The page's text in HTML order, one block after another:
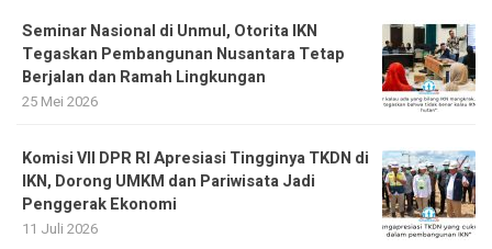
Seminar Nasional di Unmul, Otorita IKN
Tegaskan Pembangunan Nusantara Tetap
Berjalan dan Ramah Lingkungan
25 Mei 2026
Komisi VII DPR RI Apresiasi Tingginya TKDN di
IKN, Dorong UMKM dan Pariwisata Jadi
Penggerak Ekonomi
11 Juli 2026